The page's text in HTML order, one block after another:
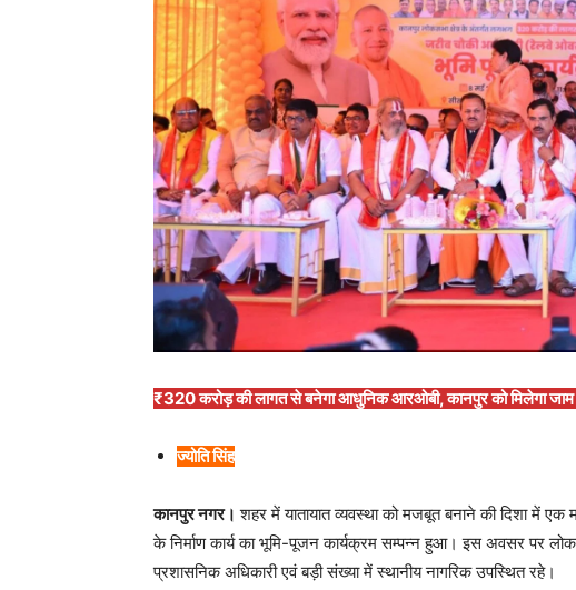
₹320 करोड़ की लागत से बनेगा आधुनिक आरओबी, कानपुर को मिलेगा जाम से
ज्योति सिंह
कानपुर नगर। शहर में यातायात व्यवस्था को मजबूत बनाने की दिशा में
के निर्माण कार्य का भूमि-पूजन कार्यक्रम सम्पन्न हुआ। इस अवसर पर
प्रशासनिक अधिकारी एवं बड़ी संख्या में स्थानीय नागरिक उपस्थित रहे।